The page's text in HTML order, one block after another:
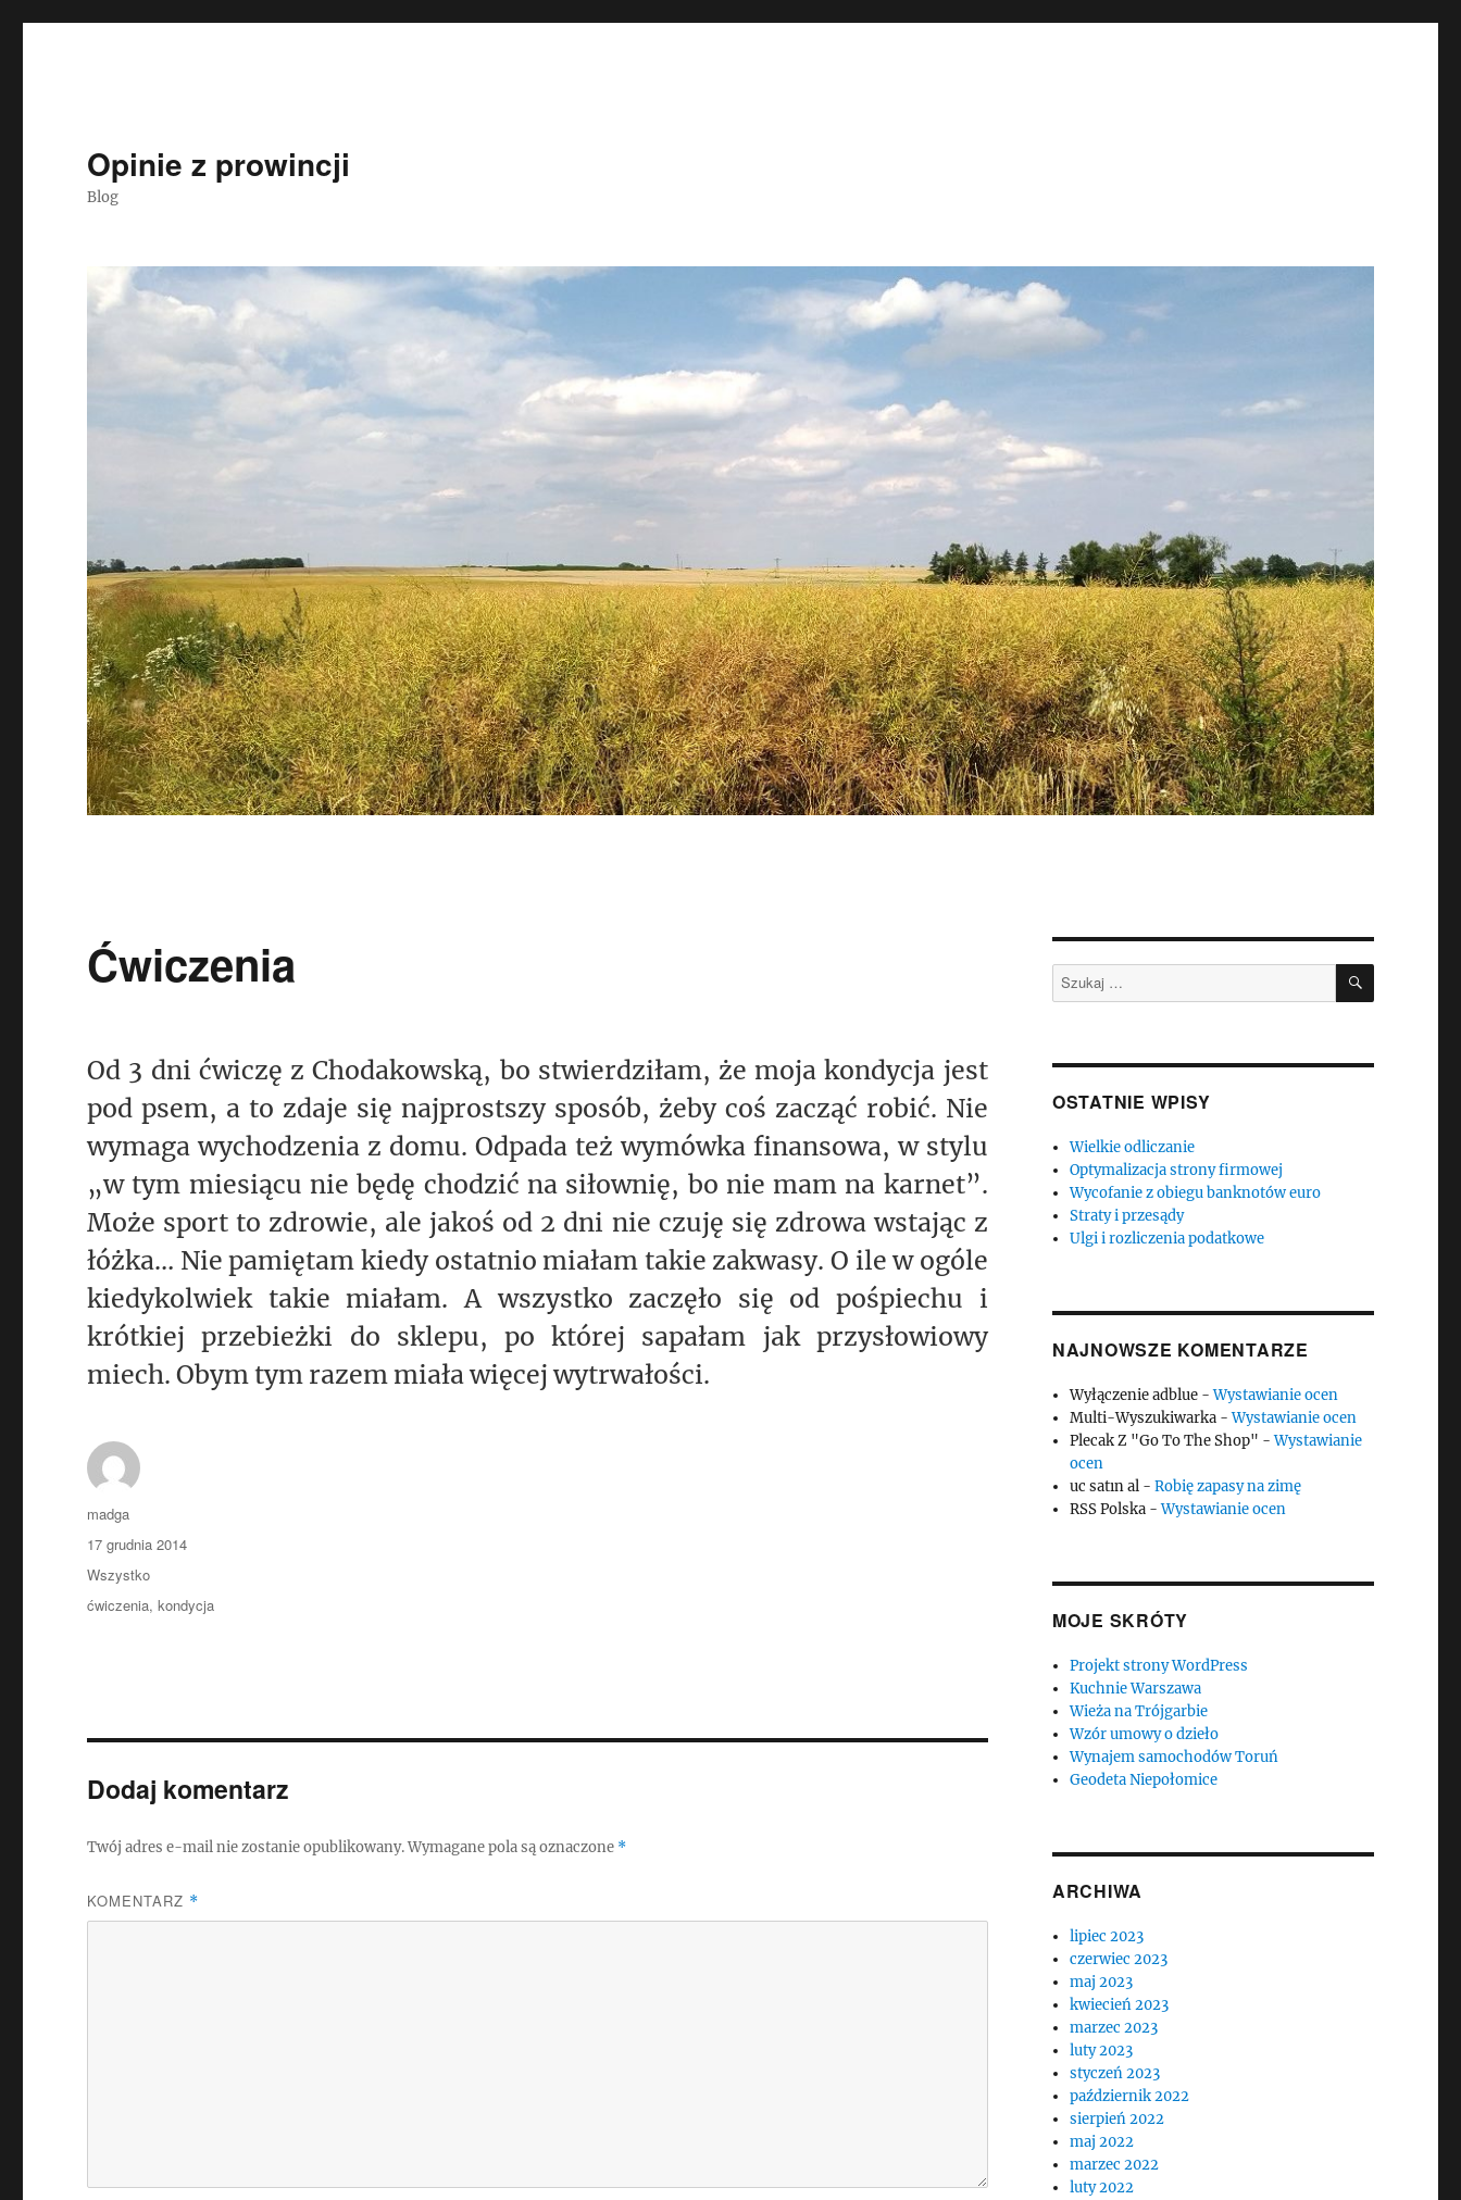
Opinie z prowincji
Blog
Ćwiczenia
Od 3 dni ćwiczę z Chodakowską, bo stwierdziłam, że moja kondycja jest
pod psem, a to zdaje się najprostszy sposób, żeby coś zacząć robić. Nie
wymaga wychodzenia z domu. Odpada też wymówka finansowa, w stylu
„w tym miesiącu nie będę chodzić na siłownię, bo nie mam na karnet”.
Może sport to zdrowie, ale jakoś od 2 dni nie czuję się zdrowa wstając z
łóżka… Nie pamiętam kiedy ostatnio miałam takie zakwasy. O ile w ogóle
kiedykolwiek takie miałam. A wszystko zaczęło się od pośpiechu i
krótkiej przebieżki do sklepu, po której sapałam jak przysłowiowy
miech. Obym tym razem miała więcej wytrwałości.
Autor
madga
Data
publikacji
17 grudnia 2014
Kategorie
Wszystko
Tagi
ćwiczenia,kondycja
Dodaj komentarz
Twój adres e-mail nie zostanie opublikowany.Wymagane pola są oznaczone *
KOMENTARZ *
Szukaj: SZUKAJ
OSTATNIE WPISY
Wielkie odliczanie
Optymalizacja strony firmowej
Wycofanie z obiegu banknotów euro
Straty i przesądy
Ulgi i rozliczenia podatkowe
NAJNOWSZE KOMENTARZE
Wyłączenie adblue -Wystawianie ocen
Multi-Wyszukiwarka -Wystawianie ocen
Plecak Z "Go To The Shop" -Wystawianie
ocen
uc satın al -Robię zapasy na zimę
RSS Polska -Wystawianie ocen
MOJE SKRÓTY
Projekt strony WordPress
Kuchnie Warszawa
Wieża na Trójgarbie
Wzór umowy o dzieło
Wynajem samochodów Toruń
Geodeta Niepołomice
ARCHIWA
lipiec 2023
czerwiec 2023
maj 2023
kwiecień 2023
marzec 2023
luty 2023
styczeń 2023
październik 2022
sierpień 2022
maj 2022
marzec 2022
luty 2022